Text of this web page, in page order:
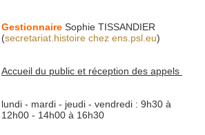
Gestionnaire Sophie TISSANDIER
(secretariat.histoire chez ens.psl.eu)
Accueil du public et réception des appels
lundi - mardi - jeudi - vendredi : 9h30 à
12h00 - 14h00 à 16h30